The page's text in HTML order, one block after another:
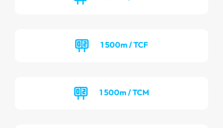
1 500m / TCF
1 500m / TCM